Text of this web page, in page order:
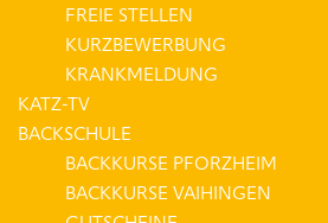
FREIE STELLEN
KURZBEWERBUNG
KRANKMELDUNG
KATZ-TV
BACKSCHULE
BACKKURSE PFORZHEIM
BACKKURSE VAIHINGEN